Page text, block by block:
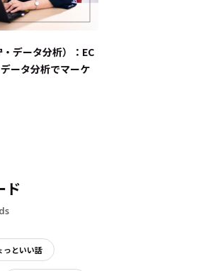
データ分析）：EC
ータ分析でマーケ
ド
っといい話